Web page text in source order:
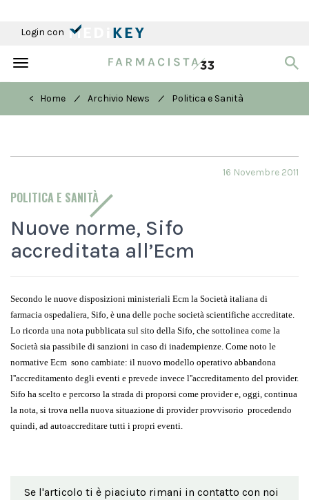
Login con
Toggle
< Home
/ Archivio News / Politica e Sanità
POLITICA E SANITÀ
16 Novembre 2011
Nuove norme, Sifo
accreditata all’Ecm
Secondo le nuove disposizioni ministeriali Ecm la Società italiana di
farmacia ospedaliera, Sifo, è una delle poche società scientifiche accreditate.
Lo ricorda una nota pubblicata sul sito della Sifo, che sottolinea come la
Società sia passibile di sanzioni in caso di inadempienze. Come noto le
normative Ecm sono cambiate: il nuovo modello operativo abbandona
l''accreditamento degli eventi e prevede invece l''accreditamento del provider.
Sifo ha scelto e percorso la strada di proporsi come provider e, oggi, continua
la nota, si trova nella nuova situazione di provider provvisorio procedendo
quindi, ad autoaccreditare tutti i propri eventi.
Se l'articolo ti è piaciuto rimani in contatto con noi